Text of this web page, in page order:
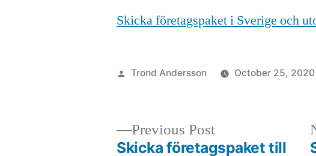
Skicka företagspaket i Sverige och
Posted
Trond Andersson October 25, 2020
Previous PostPrevious
post:
Skicka företagspaket till